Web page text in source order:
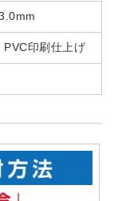
PVC印刷仕上げ